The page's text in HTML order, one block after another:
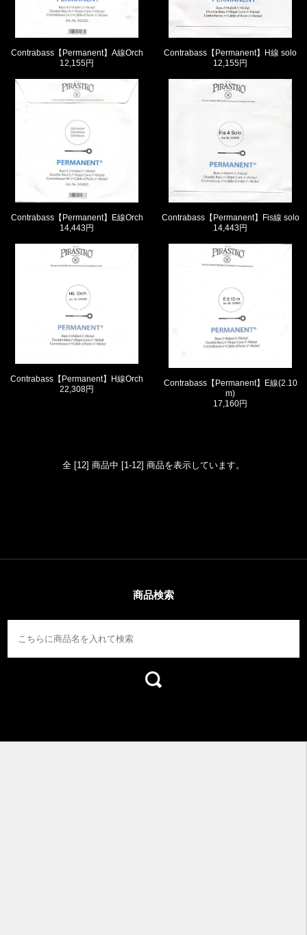
Contrabass【Permanent】A線Orch
12,155円
Contrabass【Permanent】H線 solo
12,155円
Contrabass【Permanent】E線Orch
14,443円
Contrabass【Permanent】Fis線 solo
14,443円
Contrabass【Permanent】H線Orch
22,308円
Contrabass【Permanent】E線(2.10
m)
17,160円
全 [12] 商品中 [1-12] 商品を表示しています。
商品検索